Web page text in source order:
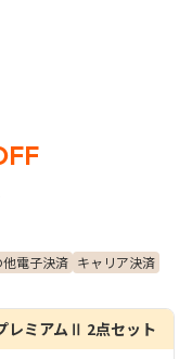
他電子決済 キャリア決済
レミアムⅡ 2点セット